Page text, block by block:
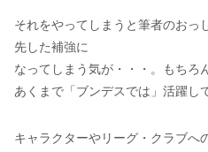
それをやってしまうと筆者のおっ
先した補強に
なってしまう気が・・・。もちろ
あくまで「ブンデスでは」活躍し
キャラクターやリーグ・クラブへ